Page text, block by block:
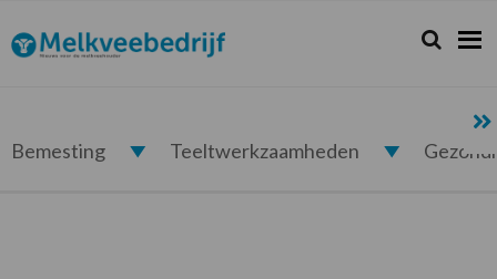
de
hoofdnavigatie
de
hoofd
de
eerste
de
voettekst
Melkveebedrijf.nl Zoeken...
Zoek
Bemesting Teeltwerkzaamheden